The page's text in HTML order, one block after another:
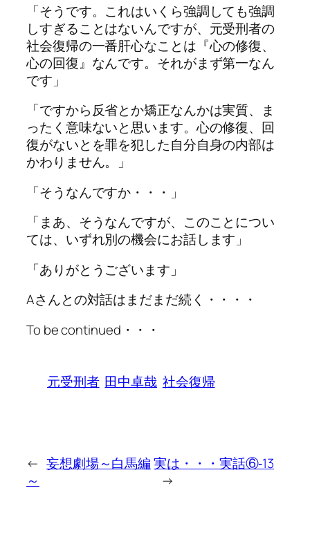
「そうです。これはいくら強調しても強調
しすぎることはないんですが、元受刑者の
社会復帰の一番肝心なことは『心の修復、
心の回復』なんです。それがまず第一なん
です」
「ですから反省とか矯正なんかは実質、ま
ったく意味ないと思います。心の修復、回
復がないとを罪を犯した自分自身の内部は
かわりません。」
「そうなんですか・・・」
「まあ、そうなんですが、このことについ
ては、いずれ別の機会にお話します」
「ありがとうございます」
Aさんとの対話はまだまだ続く・・・・
To be continued・・・
元受刑者 田中卓哉 社会復帰
← 妄想劇場～白馬編
～
実は・・・実話⑥‐13
→